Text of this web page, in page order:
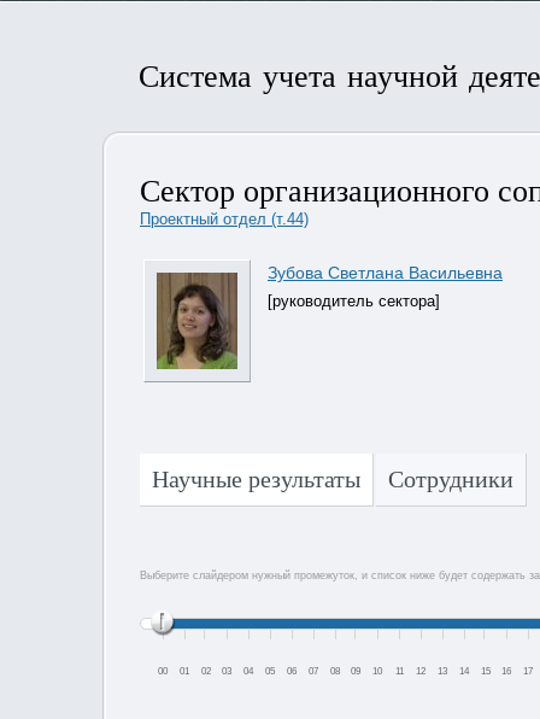
Система учета научной
Сектор организационного
Проектный отдел (т.44)
Зубова Светлана Васильевна
[руководитель сектора]
Научные результаты Сотрудники
Выберите слайдером нужный промежуток, и список ниже будет содержать
00 01 02 03 04 05 06 07 08 09 10 11 12 13 14 15 16 17